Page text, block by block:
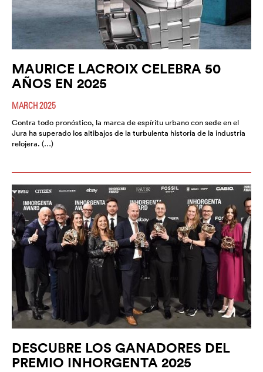
MAURICE LACROIX CELEBRA 50
AÑOS EN 2025
MARCH 2025
Contra todo pronóstico, la marca de espíritu urbano con sede en el
Jura ha superado los altibajos de la turbulenta historia de la industria
relojera. (…)
DESCUBRE LOS GANADORES DEL
PREMIO INHORGENTA 2025